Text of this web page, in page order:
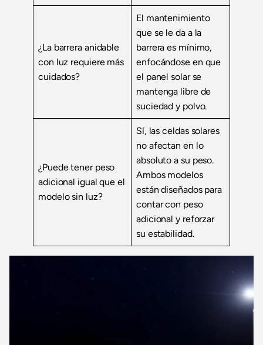
¿La barrera anidable
con luz requiere más
cuidados?
El mantenimiento
que se le da a la
barrera es mínimo,
enfocándose en que
el panel solar se
mantenga libre de
suciedad y polvo.
¿Puede tener peso
adicional igual que el
modelo sin luz?
Sí, las celdas solares
no afectan en lo
absoluto a su peso.
Ambos modelos
están diseñados para
contar con peso
adicional y reforzar
su estabilidad.